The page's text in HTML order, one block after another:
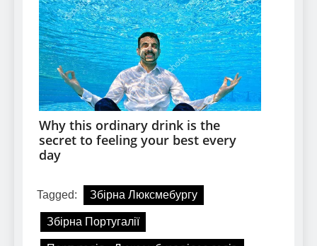
Tagged: Збірна Люксмебургу
Збірна Португалії